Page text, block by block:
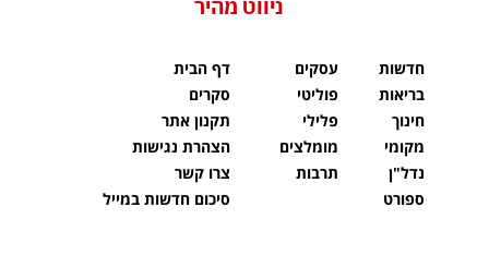
ניווט מהיר
חדשות
בריאות
חינוך
מקומי
נדל"ן
ספורט
עסקים
פוליטי
פלילי
מומלצים
תרבות
דף הבית
סקרים
תקנון אתר
הצהרת נגישות
צרו קשר
סיכום חדשות במייל